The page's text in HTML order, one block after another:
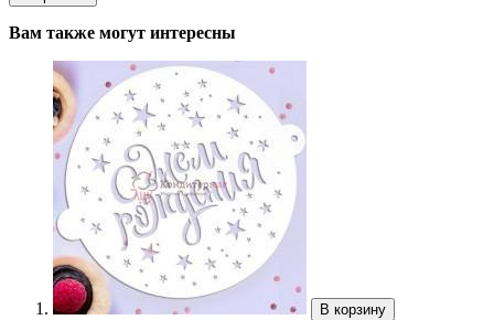
Вам также могут интересны
В корзину